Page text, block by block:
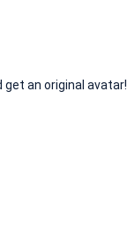
get an original avatar!